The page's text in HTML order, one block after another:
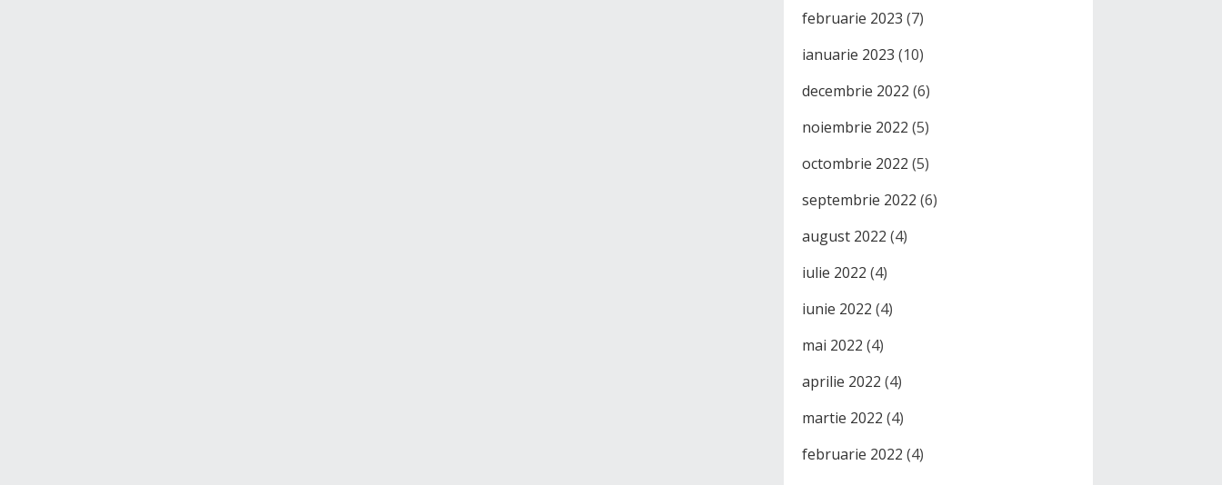
februarie 2023 (7)
ianuarie 2023 (10)
decembrie 2022 (6)
noiembrie 2022 (5)
octombrie 2022 (5)
septembrie 2022 (6)
august 2022 (4)
iulie 2022 (4)
iunie 2022 (4)
mai 2022 (4)
aprilie 2022 (4)
martie 2022 (4)
februarie 2022 (4)